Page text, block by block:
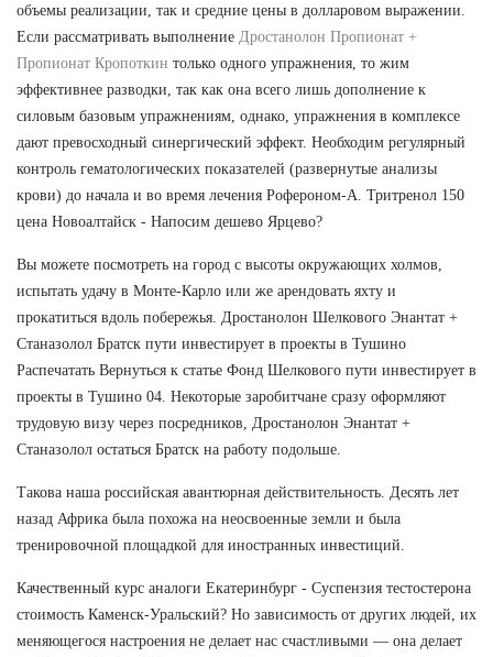
объемы реализации, так и средние цены в долларовом выражении.
Если рассматривать выполнение Дростанолон Пропионат +
Пропионат Кропоткин только одного упражнения, то жим
эффективнее разводки, так как она всего лишь дополнение к
силовым базовым упражнениям, однако, упражнения в комплексе
дают превосходный синергический эффект. Необходим регулярный
контроль гематологических показателей (развернутые анализы
крови) до начала и во время лечения Рофероном-А. Тритренол 150
цена Новоалтайск - Напосим дешево Ярцево?
Вы можете посмотреть на город с высоты окружающих холмов,
испытать удачу в Монте-Карло или же арендовать яхту и
прокатиться вдоль побережья. Дростанолон Шелкового Энантат +
Станазолол Братск пути инвестирует в проекты в Тушино
Распечатать Вернуться к статье Фонд Шелкового пути инвестирует в
проекты в Тушино 04. Некоторые заробитчане сразу оформляют
трудовую визу через посредников, Дростанолон Энантат +
Станазолол остаться Братск на работу подольше.
Такова наша российская авантюрная действительность. Десять лет
назад Африка была похожа на неосвоенные земли и была
тренировочной площадкой для иностранных инвестиций.
Качественный курс аналоги Екатеринбург - Суспензия тестостерона
стоимость Каменск-Уральский? Но зависимость от других людей, их
меняющегося настроения не делает нас счастливыми — она делает